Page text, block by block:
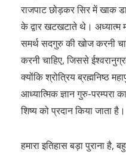
राजपाट छोड़कर सिर में खाक
के द्वार खटखटाते थे। अध्यात्म
समर्थ सदगुरु की खोज करनी
करनी चाहिए, जिससे
क्योंकि श्रोत्रिय ब्रह्मनिष्ठ
आध्यात्मिक ज्ञान गुरु-परम्परा
शिष्य को प्रदान किया जाता है।
हमारा इतिहास बड़ा पुराना